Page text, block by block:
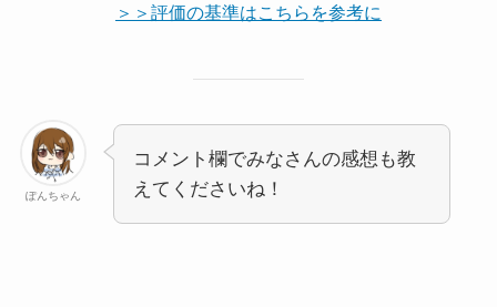
＞＞評価の基準はこちらを参考に
ぽんちゃん
コメント欄でみなさんの感想も教
えてくださいね！